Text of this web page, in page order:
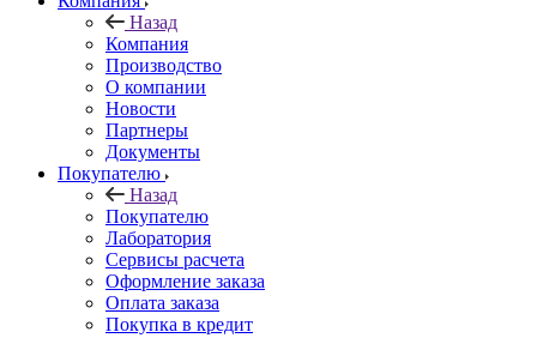
Назад
Компания
Производство
О компании
Новости
Партнеры
Документы
Покупателю
Назад
Покупателю
Лаборатория
Сервисы расчета
Оформление заказа
Оплата заказа
Покупка в кредит